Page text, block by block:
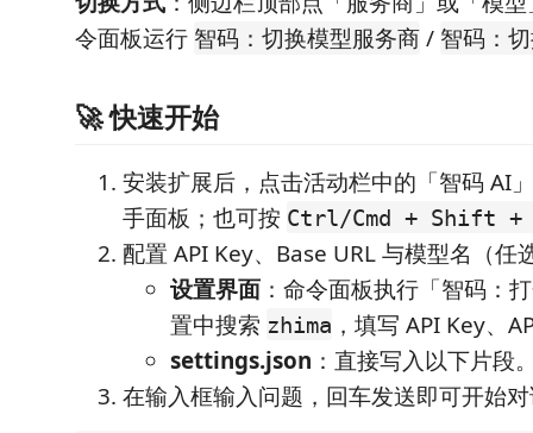
令面板运行 智码：切换模型服务商 / 智码：
🚀 快速开始
安装扩展后，点击活动栏中的「智码 AI
手面板；也可按 Ctrl/Cmd + Shift +
配置 API Key、Base URL 与模型名（任
设置界面 ：命令面板执行「智码：
置中搜索 zhima ，填写 API Key、
settings.json ：直接写入以下片段
在输入框输入问题，回车发送即可开始